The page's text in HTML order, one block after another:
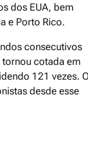
dos EUA, bem
e Porto Rico.
consecutivos
cotada em
121 vezes.
desde esse